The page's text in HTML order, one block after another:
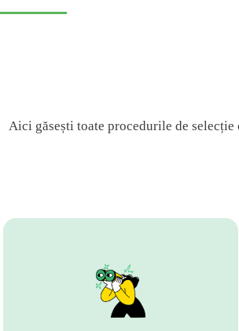
Aici găsești toate procedurile de